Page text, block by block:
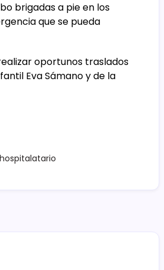
brigadas a pie en los
que se pueda
oportunos traslados
Eva Sámano y de la